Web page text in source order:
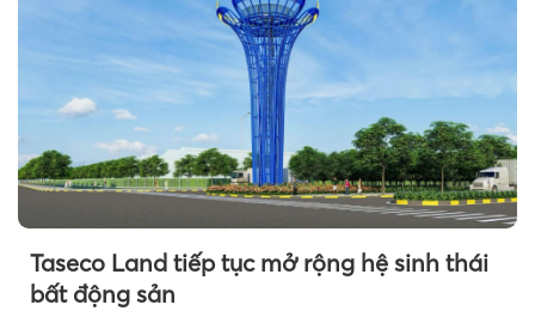
Taseco Land tiếp tục mở rộng hệ sinh thái
bất động sản